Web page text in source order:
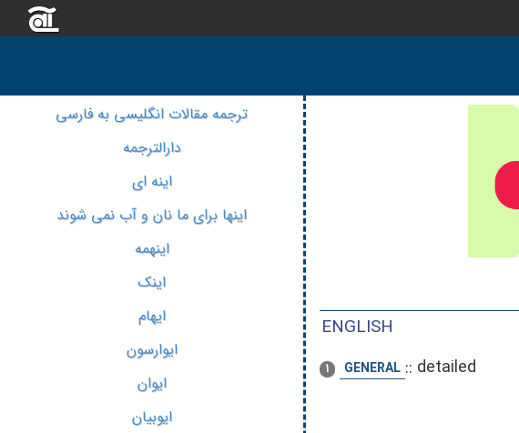
ENGLISH
1 GENERAL :: detailed
ترجمه مقالات انگلیسی به فارسی
دارالترجمه
اینه ای
اینها برای ما نان و آب نمی شوند
اینهمه
اینک
ایهام
ایوارسون
ایوان
ایوبیان